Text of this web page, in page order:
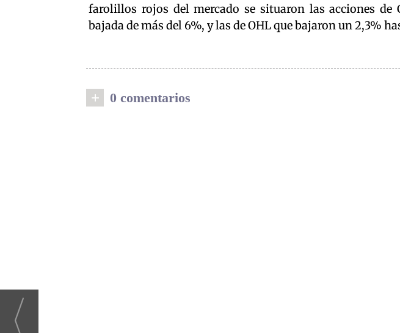
farolillos rojos del mercado se situaron las acciones de
bajada de más del 6%, y las de OHL que bajaron un 2,3%
+ 0 comentarios